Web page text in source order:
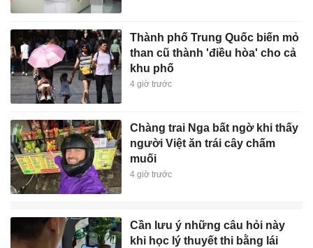
Thành phố Trung Quốc biến mỏ
than cũ thành 'điều hòa' cho cả
khu phố
4 giờ trước
Chàng trai Nga bất ngờ khi thấy
người Việt ăn trái cây chấm
muối
4 giờ trước
Cần lưu ý những câu hỏi này
khi học lý thuyết thi bằng lái